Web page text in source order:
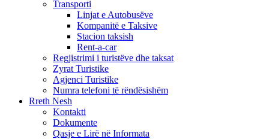
Transporti
Linjat e Autobusëve
Kompanitë e Taksive
Stacion taksish
Rent-a-car
Regjistrimi i turistëve dhe taksat
Zyrat Turistike
Agjenci Turistike
Numra telefoni të rëndësishëm
Rreth Nesh
Kontakti
Dokumente
Qasje e Lirë në Informata